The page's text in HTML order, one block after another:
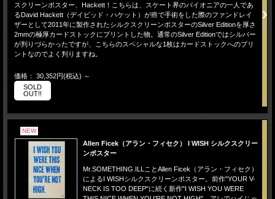
スクリーンポスター、Hackett！こちらは、スケート界のパイオニアの一人であ
るDavid Hackett（デイビッド・ハケット）が癌で手術をした際のファンドレイ
ザーとして2011年に製作されたシルクスクリーンポスターのSilver Editionを厚さ
2mmの極厚カードストックにプリントした物。通常のSilver Editionではシルバー
が判りづらかったですが、こちらのスペシャルな1枚はカードストックへのプリ
ントなのでよく判りますね。
価格： 30,352円(税込) ～
SOLD
OUT!!
NEW
Allen Ficek（アラン・フィセク） I WISH シルクスクリー
ンポスター
Mr.SOMETHING.ILLことAllen Ficek（アラン・フィセク）
によるI WISHシルクスクリーンポスター。前作"YOUR V-
NECK IS TOO DEEP"に続く新作"I WISH YOU WERE